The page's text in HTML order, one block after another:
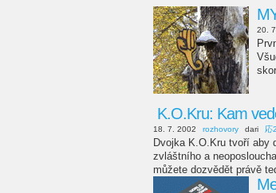
20.
K.O.Kru: Kam
18. 7. 2002 rozhovory dari 応
Dvojka K.O.Kru tvoří aby
zvláštního a
můžete dozvědět právě